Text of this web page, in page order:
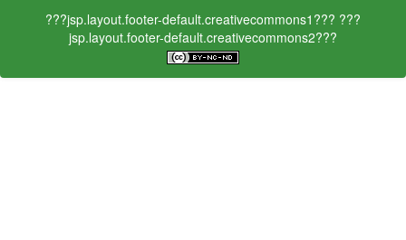
???jsp.layout.footer-default.creativecommons1??? ???
jsp.layout.footer-default.creativecommons2???